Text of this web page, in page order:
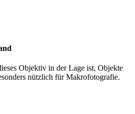
Objektiv in der Lage ist, Objekte
nützlich für Makrofotografie.